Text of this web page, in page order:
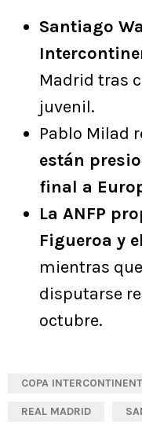
Santiago
Madrid tras
juvenil.
Pablo Milad
están
final a
La ANFP
Figueroa y
mientras
disputarse
octubre.
COPA
REAL MADRID